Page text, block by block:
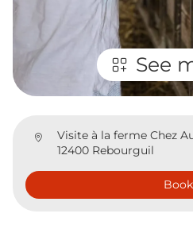
See
Visite à la ferme Chez
12400 Rebourguil
Book